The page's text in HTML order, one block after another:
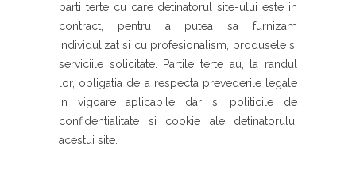
parti terte cu care detinatorul site-ului este in
contract, pentru a putea sa furnizam
individulizat si cu profesionalism, produsele si
serviciile solicitate. Partile terte au,
la randul
lor, obligatia de a respecta prevederile legale
in vigoare aplicabile dar si politicile de
confidentialitate si cookie ale detinatorului
acestui site